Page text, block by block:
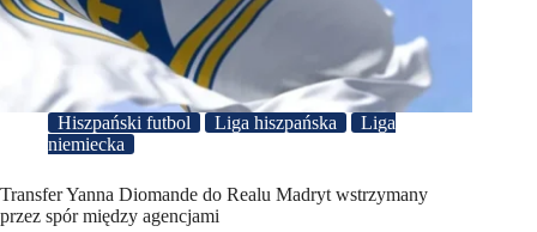
Hiszpański futbol Liga hiszpańska
Liga
niemiecka
Transfer Yanna Diomande do Realu Madryt wstrzymany
przez spór między agencjami